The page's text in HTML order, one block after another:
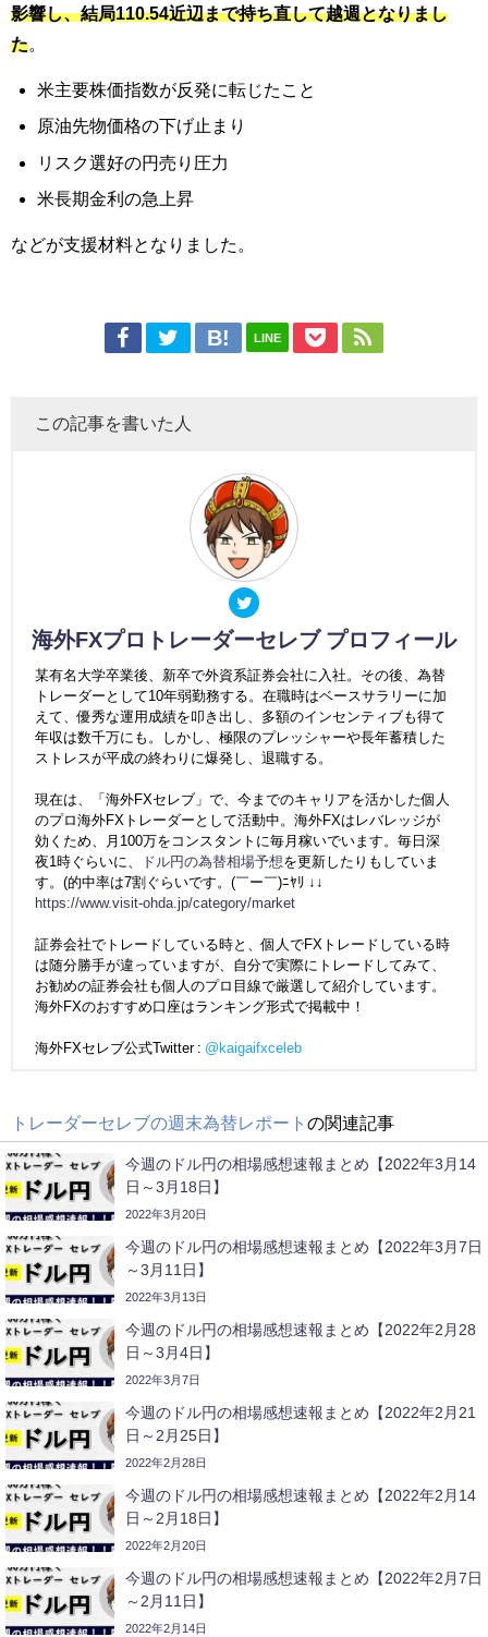
影響し、結局110.54近辺まで持ち直して越週となりまし
た
米主要株価指数が反発に転じたこと
原油先物価格の下げ止まり
リスク選好の円売り圧力
米長期金利の急上昇
などが支援材料となりました。
LINE
この記事を書いた人
海外FXプロトレーダーセレブ プロフィール
某有名大学卒業後、新卒で外資系証券会社に入社。その後、為替
トレーダーとして10年弱勤務する。在職時はベースサラリーに加
えて、優秀な運用成績を叩き出し、多額のインセンティブも得て
年収は数千万にも。しかし、極限のプレッシャーや長年蓄積した
ストレスが平成の終わりに爆発し、退職する。
現在は、「海外FXセレブ」で、今までのキャリアを活かした個人
のプロ海外FXトレーダーとして活動中。海外FXはレバレッジが
効くため、月100万をコンスタントに毎月稼いでいます。毎日深
夜1時ぐらいに、
ドル円の為替相場予想を更新したりもしていま
す。(的中率は7割ぐらいです。(￣ー￣)ﾆﾔﾘ ↓↓
https://www.visit-ohda.jp/category/market
証券会社でトレードしている時と、個人でFXトレードしている時
は随分勝手が違っていますが、自分で実際にトレードしてみて、
お勧めの証券会社も個人のプロ目線で厳選して紹介しています。
海外FXのおすすめ口座はランキング形式で掲載中！
海外FXセレブ公式Twitter : @kaigaifxceleb
トレーダーセレブの週末為替レポート の関連記事
今週のドル円の相場感想速報まとめ【2022年3月14
日～3月18日】
2022年3月20日
今週のドル円の相場感想速報まとめ【2022年3月7日
～3月11日】
2022年3月13日
今週のドル円の相場感想速報まとめ【2022年2月28
日～3月4日】
2022年3月7日
今週のドル円の相場感想速報まとめ【2022年2月21
日～2月25日】
2022年2月28日
今週のドル円の相場感想速報まとめ【2022年2月14
日～2月18日】
2022年2月20日
今週のドル円の相場感想速報まとめ【2022年2月7日
～2月11日】
2022年2月14日